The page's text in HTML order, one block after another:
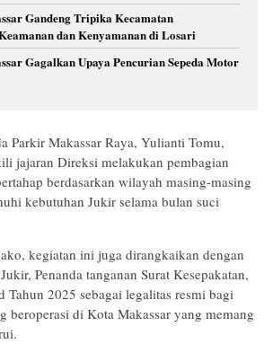
Gandeng Tripika Kecamatan
dan Kenyamanan di Losari
Gagalkan Upaya Pencurian Sepeda Motor
Parkir Makassar Raya, Yulianti Tomu,
jajaran Direksi melakukan pembagian
berdasarkan wilayah masing-masing
kebutuhan Jukir selama bulan suci
kegiatan ini juga dirangkaikan dengan
Penanda tanganan Surat Kesepakatan,
Tahun 2025 sebagai legalitas resmi bagi
beroperasi di Kota Makassar yang memang